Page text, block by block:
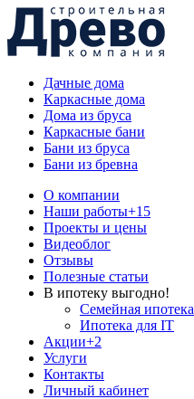
Дачные дома
Каркасные дома
Дома из бруса
Каркасные бани
Бани из бруса
Бани из бревна
О компании
Наши работы+15
Проекты и цены
Видеоблог
Отзывы
Полезные статьи
В ипотеку выгодно!
Семейная ипотека
Ипотека для IT
Акции+2
Услуги
Контакты
Личный кабинет